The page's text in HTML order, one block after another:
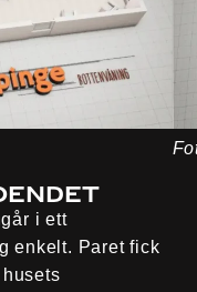
i ett
enkelt. Paret fick